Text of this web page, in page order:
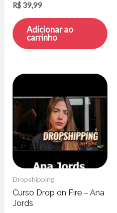
Dropshipping – Jhon
Lima
R$ 39,99
Adicionar ao
carrinho
Dropshipping
Curso Drop on Fire – Ana
Jords